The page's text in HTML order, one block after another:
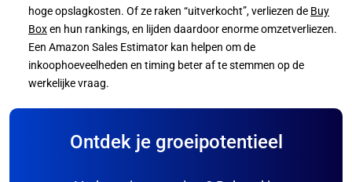
hoge opslagkosten. Of ze raken “uitverkocht”, verliezen de Buy
Boxen hun rankings, en lijden daardoor enorme omzetverliezen.
Een Amazon Sales Estimator kan helpen om de
inkoophoeveelheden en timing beter af te stemmen op de
werkelijke vraag.
Ontdek je groeipotentieel